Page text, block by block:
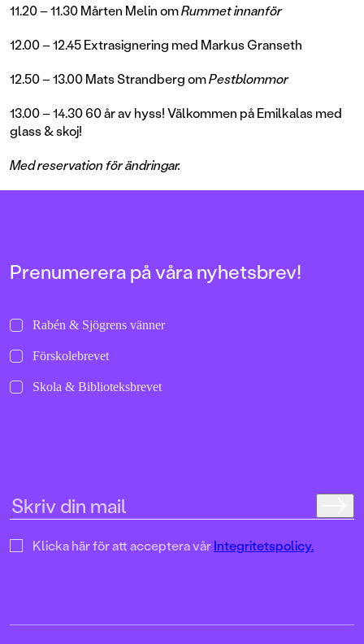
11.20 – 11.30 Mårten Melin omRummet innanför
12.00 – 12.45 Extrasignering med Markus Granseth
12.50 – 13.00 Mats Strandberg omPestblommor
13.00 – 14.30 60 år av hyss! Välkommen på Emilkalas med
glass & skoj!
Med reservation för ändringar.
Prenumerera på våra nyhetsbrev!
Rabén & Sjögrens vänner
Förskolebrevet
Skola & Biblioteksbrevet
Klicka här för att acceptera vårIntegritetspolicy.